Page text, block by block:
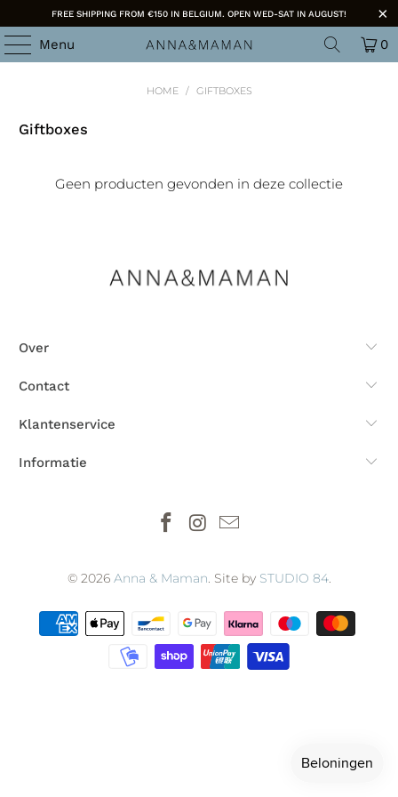
FREE SHIPPING FROM €150 IN BELGIUM. OPEN WED-SAT IN AUGUST!
Menu 0
HOME / GIFTBOXES
Giftboxes
Geen producten gevonden in deze collectie
Over
Contact
Klantenservice
Informatie
© 2026 Anna & Maman. Site by STUDIO 84.